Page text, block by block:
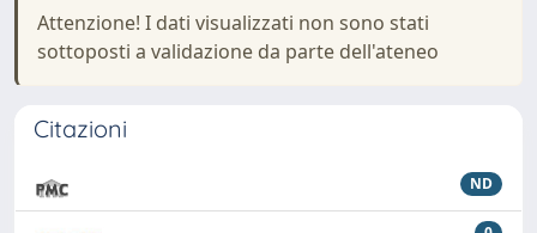
Attenzione! I dati visualizzati non sono stati
sottoposti a validazione da parte dell'ateneo
Citazioni
ND